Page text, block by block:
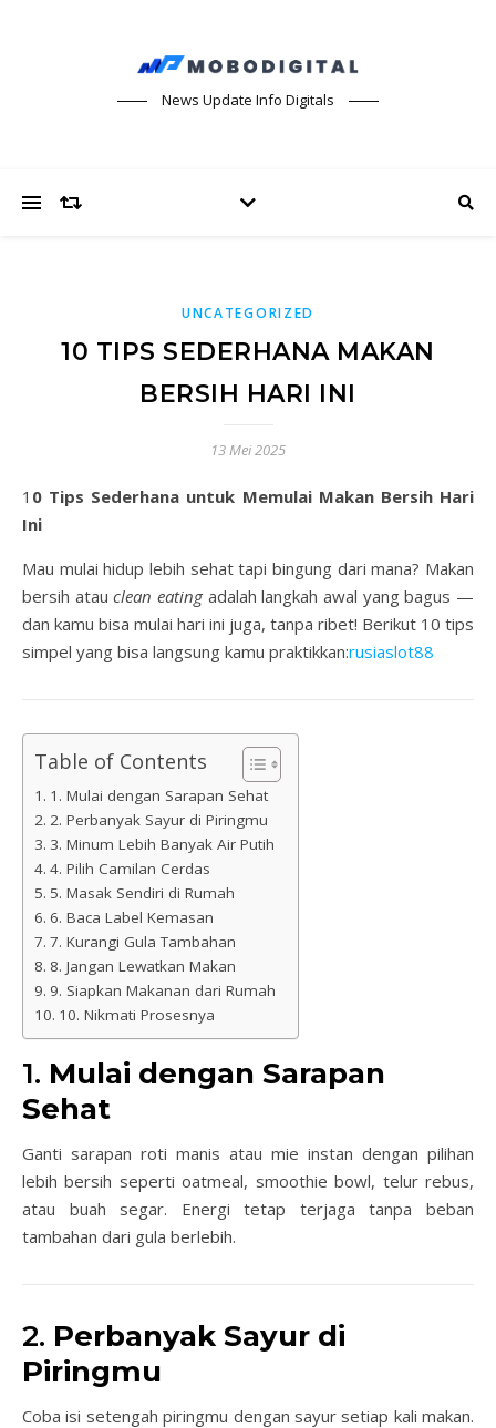
News Update Info Digitals
UNCATEGORIZED
10 TIPS SEDERHANA MAKAN
BERSIH HARI INI
13 Mei 2025
10 Tips Sederhana untuk Memulai Makan Bersih Hari
Ini
Mau mulai hidup lebih sehat tapi bingung dari mana? Makan
bersih atauclean eatingadalah langkah awal yang bagus —
dan kamu bisa mulai hari ini juga, tanpa ribet! Berikut 10 tips
simpel yang bisa langsung kamu praktikkan:rusiaslot88
Table of Contents
1. Mulai dengan Sarapan Sehat
2. Perbanyak Sayur di Piringmu
3. Minum Lebih Banyak Air Putih
4. Pilih Camilan Cerdas
5. Masak Sendiri di Rumah
6. Baca Label Kemasan
7. Kurangi Gula Tambahan
8. Jangan Lewatkan Makan
9. Siapkan Makanan dari Rumah
10. Nikmati Prosesnya
1. Mulai dengan Sarapan
Sehat
Ganti sarapan roti manis atau mie instan dengan pilihan
lebih bersih seperti oatmeal, smoothie bowl, telur rebus,
atau buah segar. Energi tetap terjaga tanpa beban
tambahan dari gula berlebih.
2. Perbanyak Sayur di
Piringmu
Coba isi setengah piringmu dengan sayur setiap kali makan.